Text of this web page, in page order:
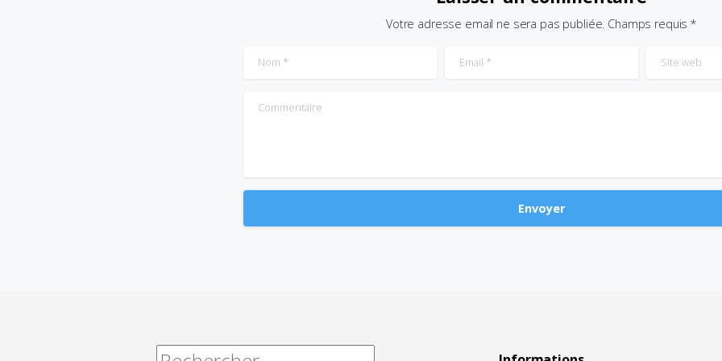
Votre adresse email ne sera pas publiée. Champs requis *
Nom Email Site web
Commentaire